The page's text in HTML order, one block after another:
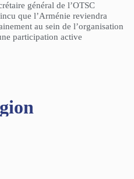
général de l’OTSC
que l’Arménie reviendra
au sein de l’organisation
participation active